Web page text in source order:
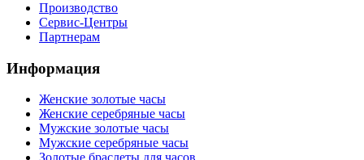
Производство
Сервис-Центры
Партнерам
Информация
Женские золотые часы
Женские серебряные часы
Мужские золотые часы
Мужские серебряные часы